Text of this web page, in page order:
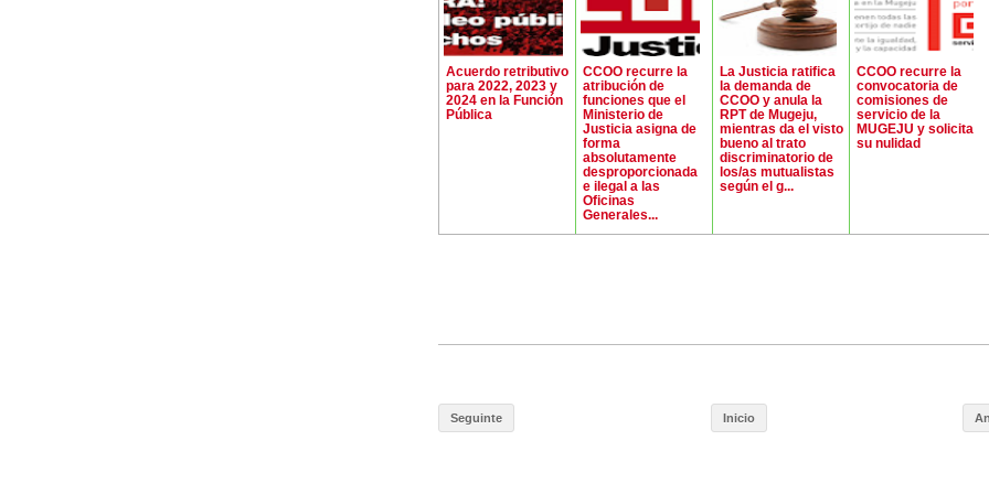
Acuerdo retributivo
para 2022, 2023 y
2024 en la Función
Pública
CCOO recurre la
atribución de
funciones que el
Ministerio de
Justicia asigna de
forma
absolutamente
desproporcionada
e ilegal a las
Oficinas
Generales...
La Justicia ratifica
la demanda de
CCOO y anula la
RPT de Mugeju,
mientras da el visto
bueno al trato
discriminatorio de
los/as mutualistas
según el g...
CCOO recurre la
convocatoria de
comisiones de
servicio de la
MUGEJU y solicita
su nulidad
Seguinte Inicio